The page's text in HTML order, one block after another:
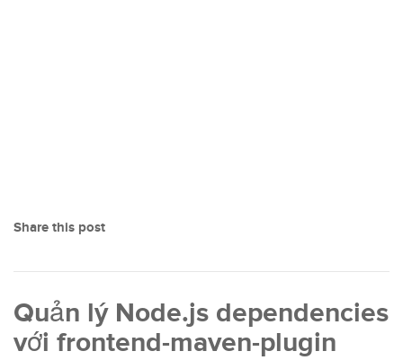
Share this post
Quản lý Node.js dependencies
với frontend-maven-plugin